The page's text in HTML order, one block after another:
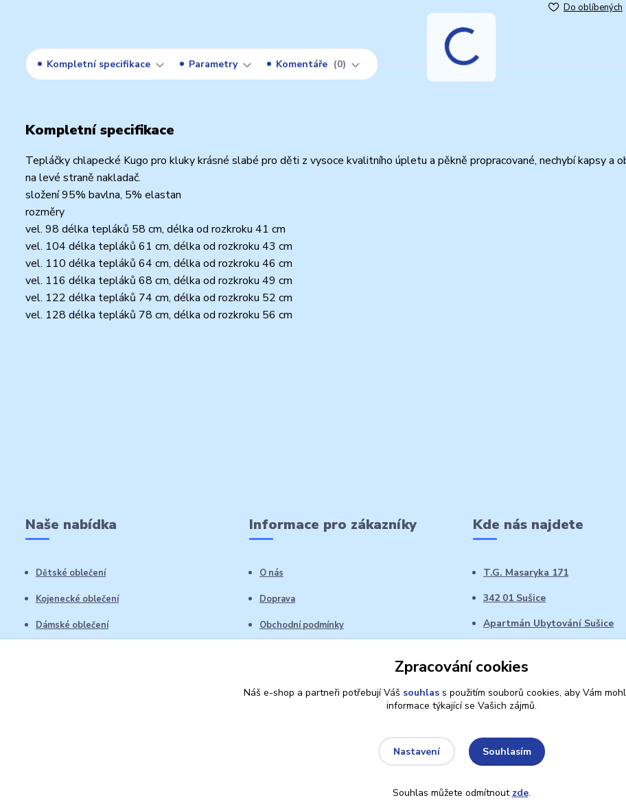
Do oblíbených
Kompletní specifikace Parametry Komentáře 0
Kompletní specifikace
Tepláčky chlapecké Kugo pro kluky krásné slabé pro děti z vysoce kvalitního úpletu a pěkně propracované, nechybí kapsy a
na levé straně nakladač.
složení 95% bavlna, 5% elastan
rozměry
vel. 98 délka tepláků 58 cm, délka od rozkroku 41 cm
vel. 104 délka tepláků 61 cm, délka od rozkroku 43 cm
vel. 110 délka tepláků 64 cm, délka od rozkroku 46 cm
vel. 116 délka tepláků 68 cm, délka od rozkroku 49 cm
vel. 122 délka tepláků 74 cm, délka od rozkroku 52 cm
vel. 128 délka tepláků 78 cm, délka od rozkroku 56 cm
Naše nabídka
Dětské oblečení
Kojenecké oblečení
Dámské oblečení
Informace pro zákazníky
O nás
Doprava
Obchodní podmínky
Kde nás najdete
T.G. Masaryka 171
342 01 Sušice
Apartmán Ubytování Sušice
Zpracování cookies
Náš e-shop a partneři potřebují Váš souhlass použitím souborů cookies, aby Vám
informace týkající se Vašich zájmů.
Nastavení Souhlasím
Souhlas můžete odmítnout zde.